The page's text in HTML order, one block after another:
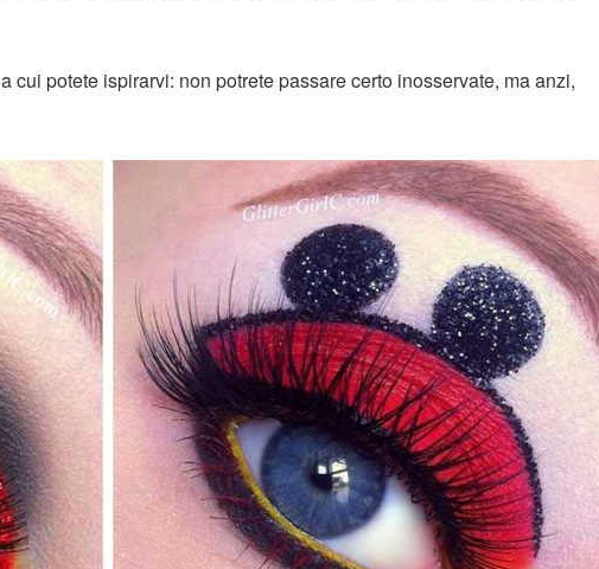
a cui potete ispirarvi: non potrete passare certo inosservate, ma anzi,